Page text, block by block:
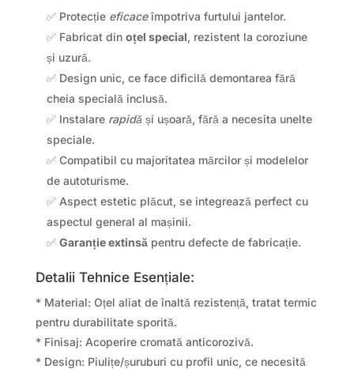
✅ Protecție eficaceîmpotriva furtului jantelor.
✅ Fabricat din oțel special, rezistent la coroziune
și uzură.
✅ Design unic, ce face dificilă demontarea fără
cheia specială inclusă.
✅ Instalare rapidă și ușoară, fără a necesita unelte
speciale.
✅ Compatibil cu majoritatea mărcilor și modelelor
de autoturisme.
✅ Aspect estetic plăcut, se integrează perfect cu
aspectul general al mașinii.
✅ Garanție extinsăpentru defecte de fabricație.
Detalii Tehnice Esențiale:
* Material: Oțel aliat de înaltă rezistență, tratat termic
pentru durabilitate sporită.
* Finisaj: Acoperire cromată anticorozivă.
* Design: Piulițe/șuruburi cu profil unic, ce necesită